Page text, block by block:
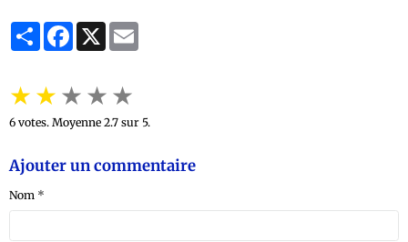
PartagerFacebook
X
★★★★★
6 votes. Moyenne 2.7 sur 5.
Ajouter un commentaire
Nom